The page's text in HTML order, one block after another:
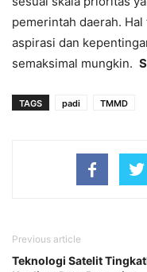
pemerintah daerah.
aspirasi dan
semaksimal mungkin.
TAGS padi TMMD
Previous article
Teknologi Satelit